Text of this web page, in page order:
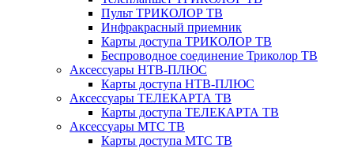
Пульт ТРИКОЛОР ТВ
Инфракрасный приемник
Карты доступа ТРИКОЛОР ТВ
Беспроводное соединение Триколор ТВ
Аксессуары НТВ-ПЛЮС
Карты доступа НТВ-ПЛЮС
Аксессуары ТЕЛЕКАРТА ТВ
Карты доступа ТЕЛЕКАРТА ТВ
Аксессуары МТС ТВ
Карты доступа МТС ТВ